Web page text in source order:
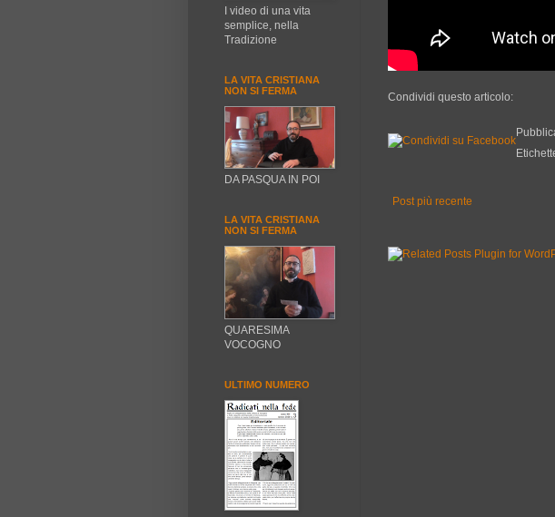
Condividi questo articolo:
Post più recente
I video di una vita
semplice, nella
Tradizione
LA VITA CRISTIANA
NON SI FERMA
DA PASQUA IN POI
LA VITA CRISTIANA
NON SI FERMA
QUARESIMA
VOCOGNO
ULTIMO NUMERO